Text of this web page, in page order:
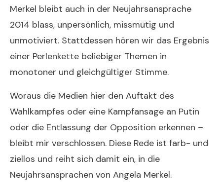
Merkel bleibt auch in der Neujahrsansprache
2014 blass, unpersönlich, missmütig und
unmotiviert. Stattdessen hören wir das Ergebnis
einer Perlenkette beliebiger Themen in
monotoner und gleichgültiger Stimme.
Woraus die Medien hier den Auftakt des
Wahlkampfes oder eine Kampfansage an Putin
oder die Entlassung der Opposition erkennen –
bleibt mir verschlossen. Diese Rede ist farb- und
ziellos und reiht sich damit ein, in die
Neujahrsansprachen von Angela Merkel.